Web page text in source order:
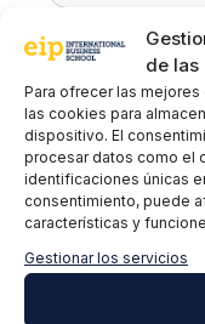
de las
Para ofrecer las
las cookies para
dispositivo. El
procesar datos como el
identificaciones únicas
consentimiento, puede
características y
Gestionar los servicios
Suscríbete a
al día de
Nombre y